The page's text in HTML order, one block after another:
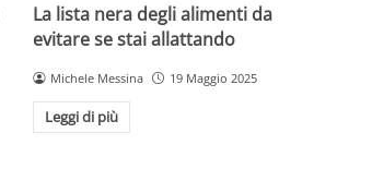
La lista nera degli alimenti da
evitare se stai allattando
Michele Messina 19 Maggio 2025
Leggi di più